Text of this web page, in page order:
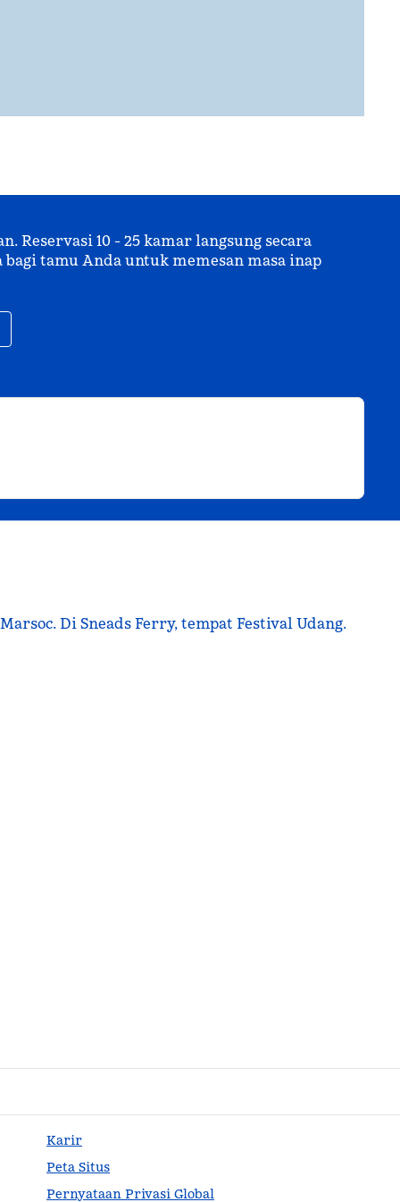
Reservasi 10 - 25 kamar langsung secara
tamu Anda untuk memesan masa inap
Di Sneads Ferry, tempat Festival Udang.
Karir
Peta Situs
Pernyataan Privasi Global